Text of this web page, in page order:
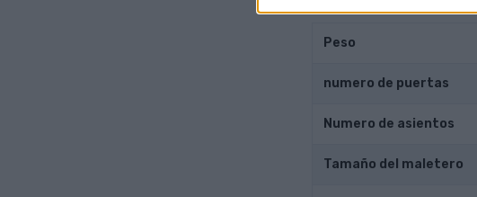
Peso
numero de puertas
Numero de asientos
Tamaño del maletero